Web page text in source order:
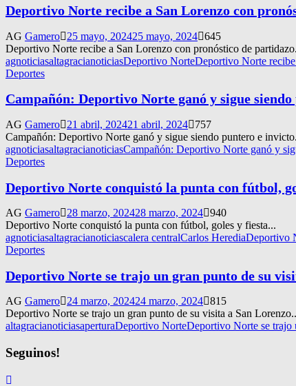
Deportivo Norte recibe a San Lorenzo con
AG Gamero 25 mayo, 202425 mayo, 2024 645
Deportivo Norte recibe a San Lorenzo con pronóstico de
agnoticiasaltagracianoticiasDeportivo NorteDeportivo Norte
Deportes
Campañón: Deportivo Norte ganó y sigue
AG Gamero 21 abril, 202421 abril, 2024
757
Campañón: Deportivo Norte ganó y sigue siendo puntero e
agnoticiasaltagracianoticiasCampañón: Deportivo Norte ganó y
Deportes
Deportivo Norte conquistó la punta con fútbol,
AG Gamero 28 marzo, 202428 marzo, 2024 940
Deportivo Norte conquistó la punta con fútbol, goles y fiesta...
agnoticiasaltagracianoticiascalera centralCarlos HerediaDeportivo
Deportes
Deportivo Norte se trajo un gran punto de su
AG Gamero 24 marzo, 202424 marzo, 2024 815
Deportivo Norte se trajo un gran punto de su visita a San
altagracianoticiasaperturaDeportivo NorteDeportivo Norte se trajo
Seguinos!